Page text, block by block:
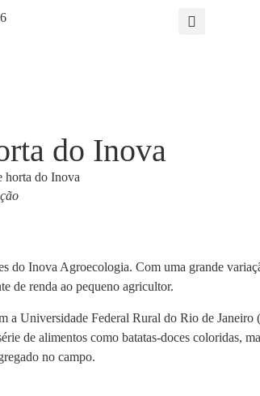
do Inova
do Inova Agroecologia. Com uma grande
de renda ao pequeno agricultor.
a Universidade Federal Rural do Rio de
de alimentos como batatas-doces coloridas,
no campo.